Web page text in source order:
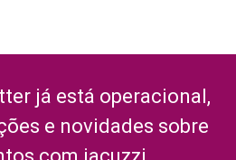
já está operacional,
e novidades sobre